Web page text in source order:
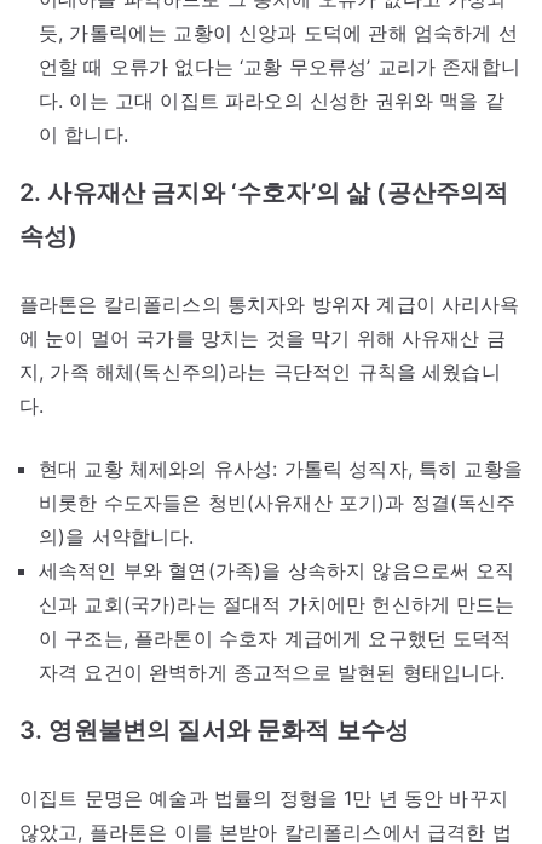
듯, 가톨릭에는 교황이 신앙과 도덕에 관해 엄숙하게 선
언할 때 오류가 없다는 ‘교황 무오류성’ 교리가 존재합니
다. 이는 고대 이집트 파라오의 신성한 권위와 맥을 같
이 합니다.
2. 사유재산 금지와 ‘수호자’의 삶 (공산주의적
속성)
플라톤은 칼리폴리스의 통치자와 방위자 계급이 사리사욕
에 눈이 멀어 국가를 망치는 것을 막기 위해 사유재산 금
지, 가족 해체(독신주의)라는 극단적인 규칙을 세웠습니
다.
현대 교황 체제와의 유사성: 가톨릭 성직자, 특히 교황을
비롯한 수도자들은 청빈(사유재산 포기)과 정결(독신주
의)을 서약합니다.
세속적인 부와 혈연(가족)을 상속하지 않음으로써 오직
신과 교회(국가)라는 절대적 가치에만 헌신하게 만드는
이 구조는, 플라톤이 수호자 계급에게 요구했던 도덕적
자격 요건이 완벽하게 종교적으로 발현된 형태입니다.
3. 영원불변의 질서와 문화적 보수성
이집트 문명은 예술과 법률의 정형을 1만 년 동안 바꾸지
않았고, 플라톤은 이를 본받아 칼리폴리스에서 급격한 법